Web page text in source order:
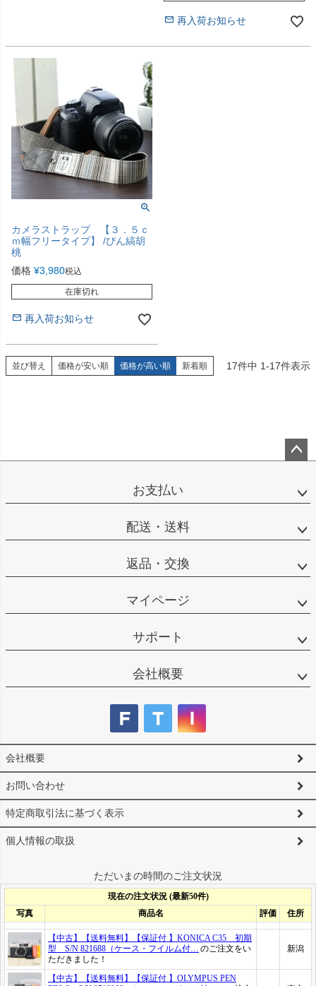
再入荷お知らせ
カメラストラップ 【３．５ｃ
ｍ幅フリータイプ】 /ぴん縞胡
桃
価格 ¥3,980税込
在庫切れ
再入荷お知らせ
並び替え 価格が安い順 価格が高い順 新着順 17件中 1-17件表示
ップ
お支払い
配送・送料
返品・交換
マイページ
サポート
会社概要
会社概要
お問い合わせ
特定商取引法に基づく表示
個人情報の取扱
ただいまの時間のご注文状況